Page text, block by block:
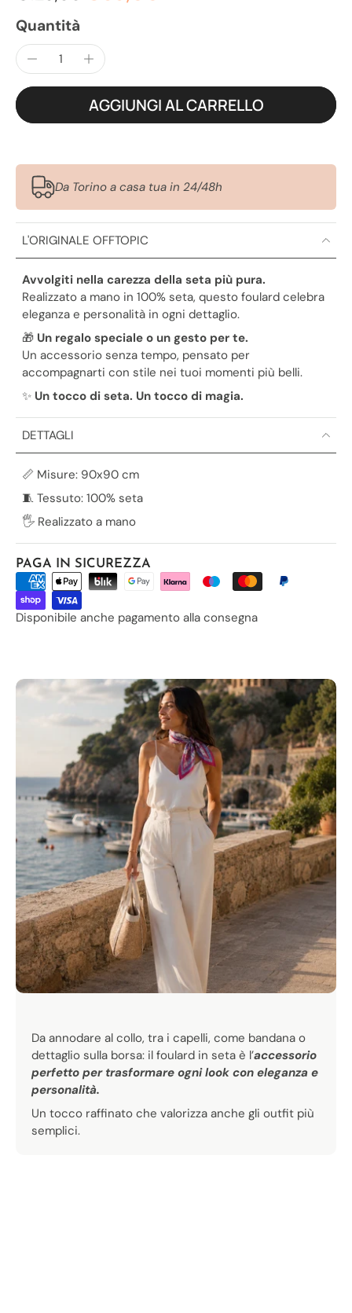
Quantità
AGGIUNGI AL CARRELLO
Da Torino a casa tua in 24/48h
L'ORIGINALE OFFTOPIC
Avvolgiti nella carezza della seta più pura.
Realizzato a mano in 100% seta, questo foulard celebra
eleganza e personalità in ogni dettaglio.
🎁 Un regalo speciale o un gesto per te.
Un accessorio senza tempo, pensato per
accompagnarti con stile nei tuoi momenti più belli.
✨ Un tocco di seta. Un tocco di magia.
DETTAGLI
📏 Misure: 90x90 cm
🧵 Tessuto: 100% seta
🖐️ Realizzato a mano
PAGA IN SICUREZZA
Disponibile anche pagamento alla consegna
MILLE MODI DI INDOSSARLO
Da annodare al collo, tra i capelli, come bandana o
dettaglio sulla borsa: il foulard in seta è l’accessorio
perfetto per trasformare ogni look con eleganza e
personalità.
Un tocco raffinato che valorizza anche gli outfit più
semplici.